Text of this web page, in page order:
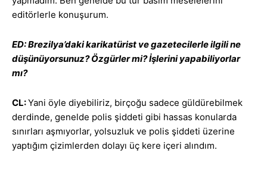
editörlerle konuşurum.
ED: Brezilya’daki karikatürist ve gazetecilerle ilgili ne
düşünüyorsunuz? Özgürler mi? İşlerini yapabiliyorlar
mı?
CL:Yani öyle diyebiliriz, birçoğu sadece güldürebilmek
derdinde, genelde polis şiddeti gibi hassas konularda
sınırları aşmıyorlar, yolsuzluk ve polis şiddeti üzerine
yaptığım çizimlerden dolayı üç kere içeri alındım.